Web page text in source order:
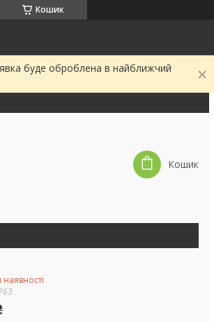
Кошик
буде оброблена в найближчий
Кошик